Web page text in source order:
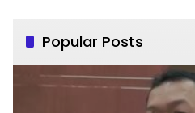
Popular Posts